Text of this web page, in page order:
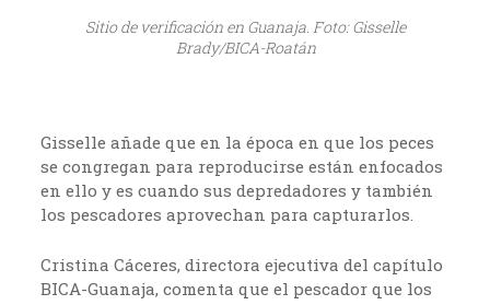
Sitio de verificación en Guanaja. Foto: Gisselle
Brady/BICA-Roatán
Gisselle añade que en la época en que los peces
se congregan para reproducirse están enfocados
en ello y es cuando sus depredadores y también
los pescadores aprovechan para capturarlos.
Cristina Cáceres, directora ejecutiva del capítulo
BICA-Guanaja, comenta que el pescador que los